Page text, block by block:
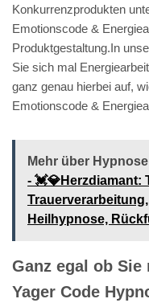
Konkurrenzprodukten
Emotionscode &
Produktgestaltung.In
Sie sich mal
ganz genau hierbei auf,
Emotionscode &
Mehr über
- 💓️💎Herzdiamant:
Heilhypnose,
Ganz egal ob Sie
Yager Code